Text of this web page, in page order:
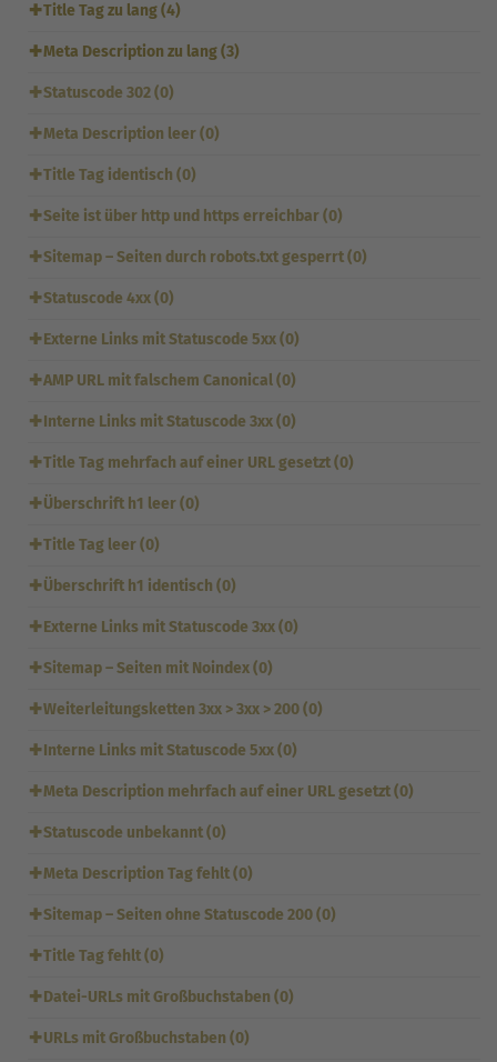
✚Title Tag zu lang (4)
✚Meta Description zu lang (3)
✚Statuscode 302 (0)
✚Meta Description leer (0)
✚Title Tag identisch (0)
✚Seite ist über http und https erreichbar (0)
✚Sitemap – Seiten durch robots.txt gesperrt (0)
✚Statuscode 4xx (0)
✚Externe Links mit Statuscode 5xx (0)
✚AMP URL mit falschem Canonical (0)
✚Interne Links mit Statuscode 3xx (0)
✚Title Tag mehrfach auf einer URL gesetzt (0)
✚Überschrift h1 leer (0)
✚Title Tag leer (0)
✚Überschrift h1 identisch (0)
✚Externe Links mit Statuscode 3xx (0)
✚Sitemap – Seiten mit Noindex (0)
✚Weiterleitungsketten 3xx > 3xx > 200 (0)
✚Interne Links mit Statuscode 5xx (0)
✚Meta Description mehrfach auf einer URL gesetzt (0)
✚Statuscode unbekannt (0)
✚Meta Description Tag fehlt (0)
✚Sitemap – Seiten ohne Statuscode 200 (0)
✚Title Tag fehlt (0)
✚Datei-URLs mit Großbuchstaben (0)
✚URLs mit Großbuchstaben (0)